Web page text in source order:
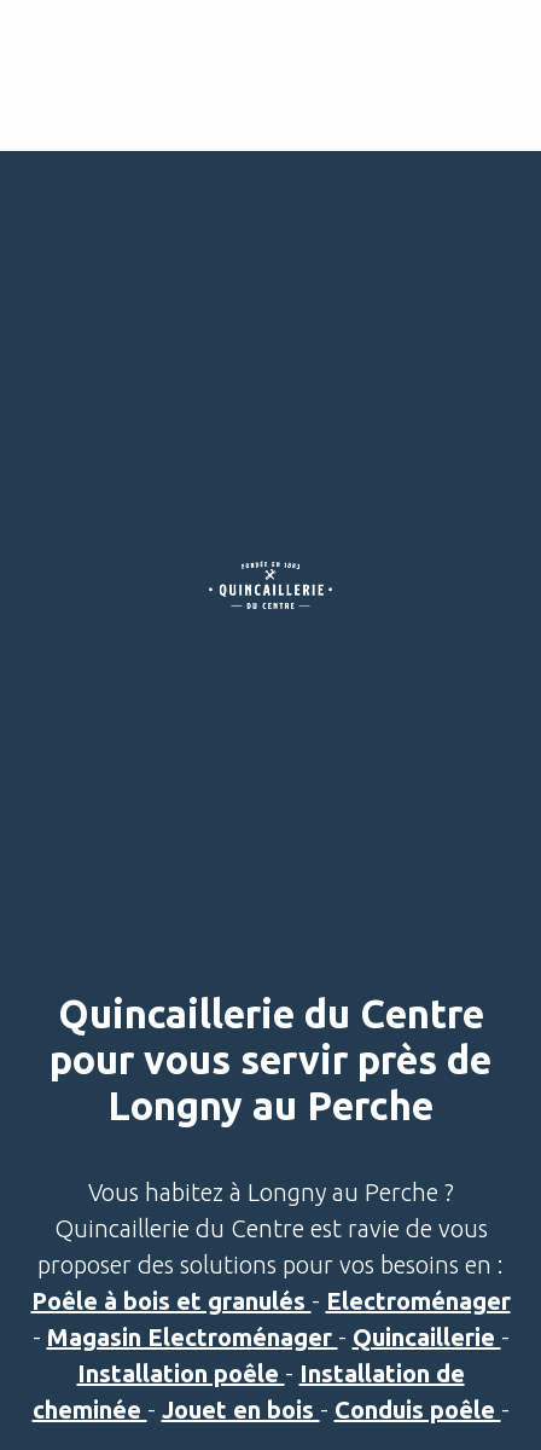
Quincaillerie du Centre
pour vous servir près de
Longny au Perche
Vous habitez à Longny au Perche ?
Quincaillerie du Centre est ravie de vous
proposer des solutions pour vos besoins en :
Poêle à bois et granulés - Electroménager
- Magasin Electroménager - Quincaillerie -
Installation poêle - Installation de
cheminée - Jouet en bois - Conduis poêle -